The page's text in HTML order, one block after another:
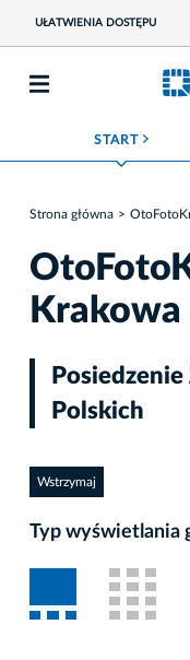
UŁATWIENIA DOSTĘPU
START ROZWIŃ MENU
Strona główna
Krakowa
Polskich
Wstrzymaj
Typ wyświetlania